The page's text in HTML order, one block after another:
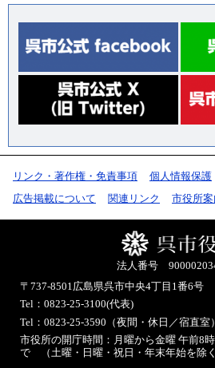
リンク・著作権・免責事項 個人情報保護
広告掲載について
関連リンク 市役所案
法人番号
〒737-8501広島県呉市中央4丁目1番6号
Tel：0823-25-3100(代表)
Tel：0823-25-3590（夜間・休日／宿直室）
市役所の開庁時間：月曜から金曜 午前8
で （土曜・日曜・祝日・年末年始を除く